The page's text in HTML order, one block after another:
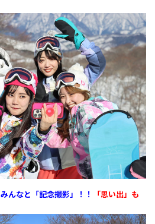
みんなと「記念撮影」！！
「思い出」も